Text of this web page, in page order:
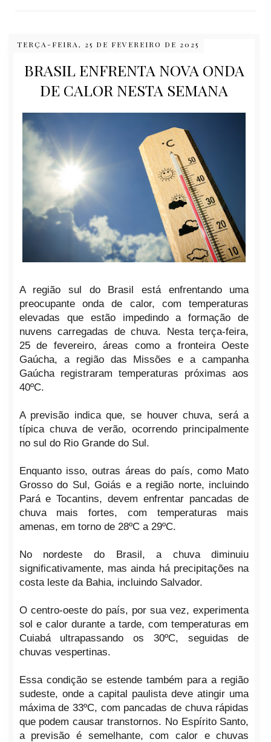
TERÇA-FEIRA, 25 DE FEVEREIRO DE 2025
BRASIL ENFRENTA NOVA ONDA
DE CALOR NESTA SEMANA
A região sul do Brasil está enfrentando uma
preocupante onda de calor, com temperaturas
elevadas que estão impedindo a formação de
nuvens carregadas de chuva. Nesta terça-feira,
25 de fevereiro, áreas como a fronteira Oeste
Gaúcha, a região das Missões e a campanha
Gaúcha registraram temperaturas próximas aos
40ºC.
A previsão indica que, se houver chuva, será a
típica chuva de verão, ocorrendo principalmente
no sul do Rio Grande do Sul.
Enquanto isso, outras áreas do país, como Mato
Grosso do Sul, Goiás e a região norte, incluindo
Pará e Tocantins, devem enfrentar pancadas de
chuva mais fortes, com temperaturas mais
amenas, em torno de 28ºC a 29ºC.
No nordeste do Brasil, a chuva diminuiu
significativamente, mas ainda há precipitações na
costa leste da Bahia, incluindo Salvador.
O centro-oeste do país, por sua vez, experimenta
sol e calor durante a tarde, com temperaturas em
Cuiabá ultrapassando os 30ºC, seguidas de
chuvas vespertinas.
Essa condição se estende também para a região
sudeste, onde a capital paulista deve atingir uma
máxima de 33ºC, com pancadas de chuva rápidas
que podem causar transtornos. No Espírito Santo,
a previsão é semelhante, com calor e chuvas